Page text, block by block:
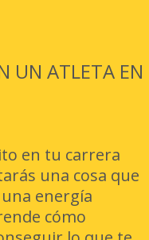
UN ATLETA EN
en tu carrera
una cosa que
energía
cómo